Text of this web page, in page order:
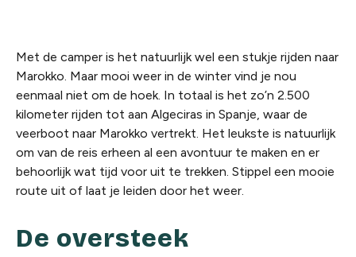
Met de camper is het natuurlijk wel een stukje rijden naar
Marokko. Maar mooi weer in de winter vind je nou
eenmaal niet om de hoek. In totaal is het zo’n 2.500
kilometer rijden tot aan Algeciras in Spanje, waar de
veerboot naar Marokko vertrekt. Het leukste is natuurlijk
om van de reis erheen al een avontuur te maken en er
behoorlijk wat tijd voor uit te trekken. Stippel een mooie
route uit of laat je leiden door het weer.
De oversteek